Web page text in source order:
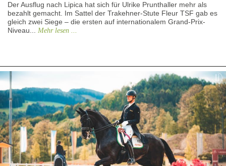
Der Ausflug nach Lipica hat sich für Ulrike Prunthaller mehr als
bezahlt gemacht. Im Sattel der Trakehner-Stute Fleur TSF gab es
gleich zwei Siege – die ersten auf internationalem Grand-Prix-
Niveau... Mehr lesen ...